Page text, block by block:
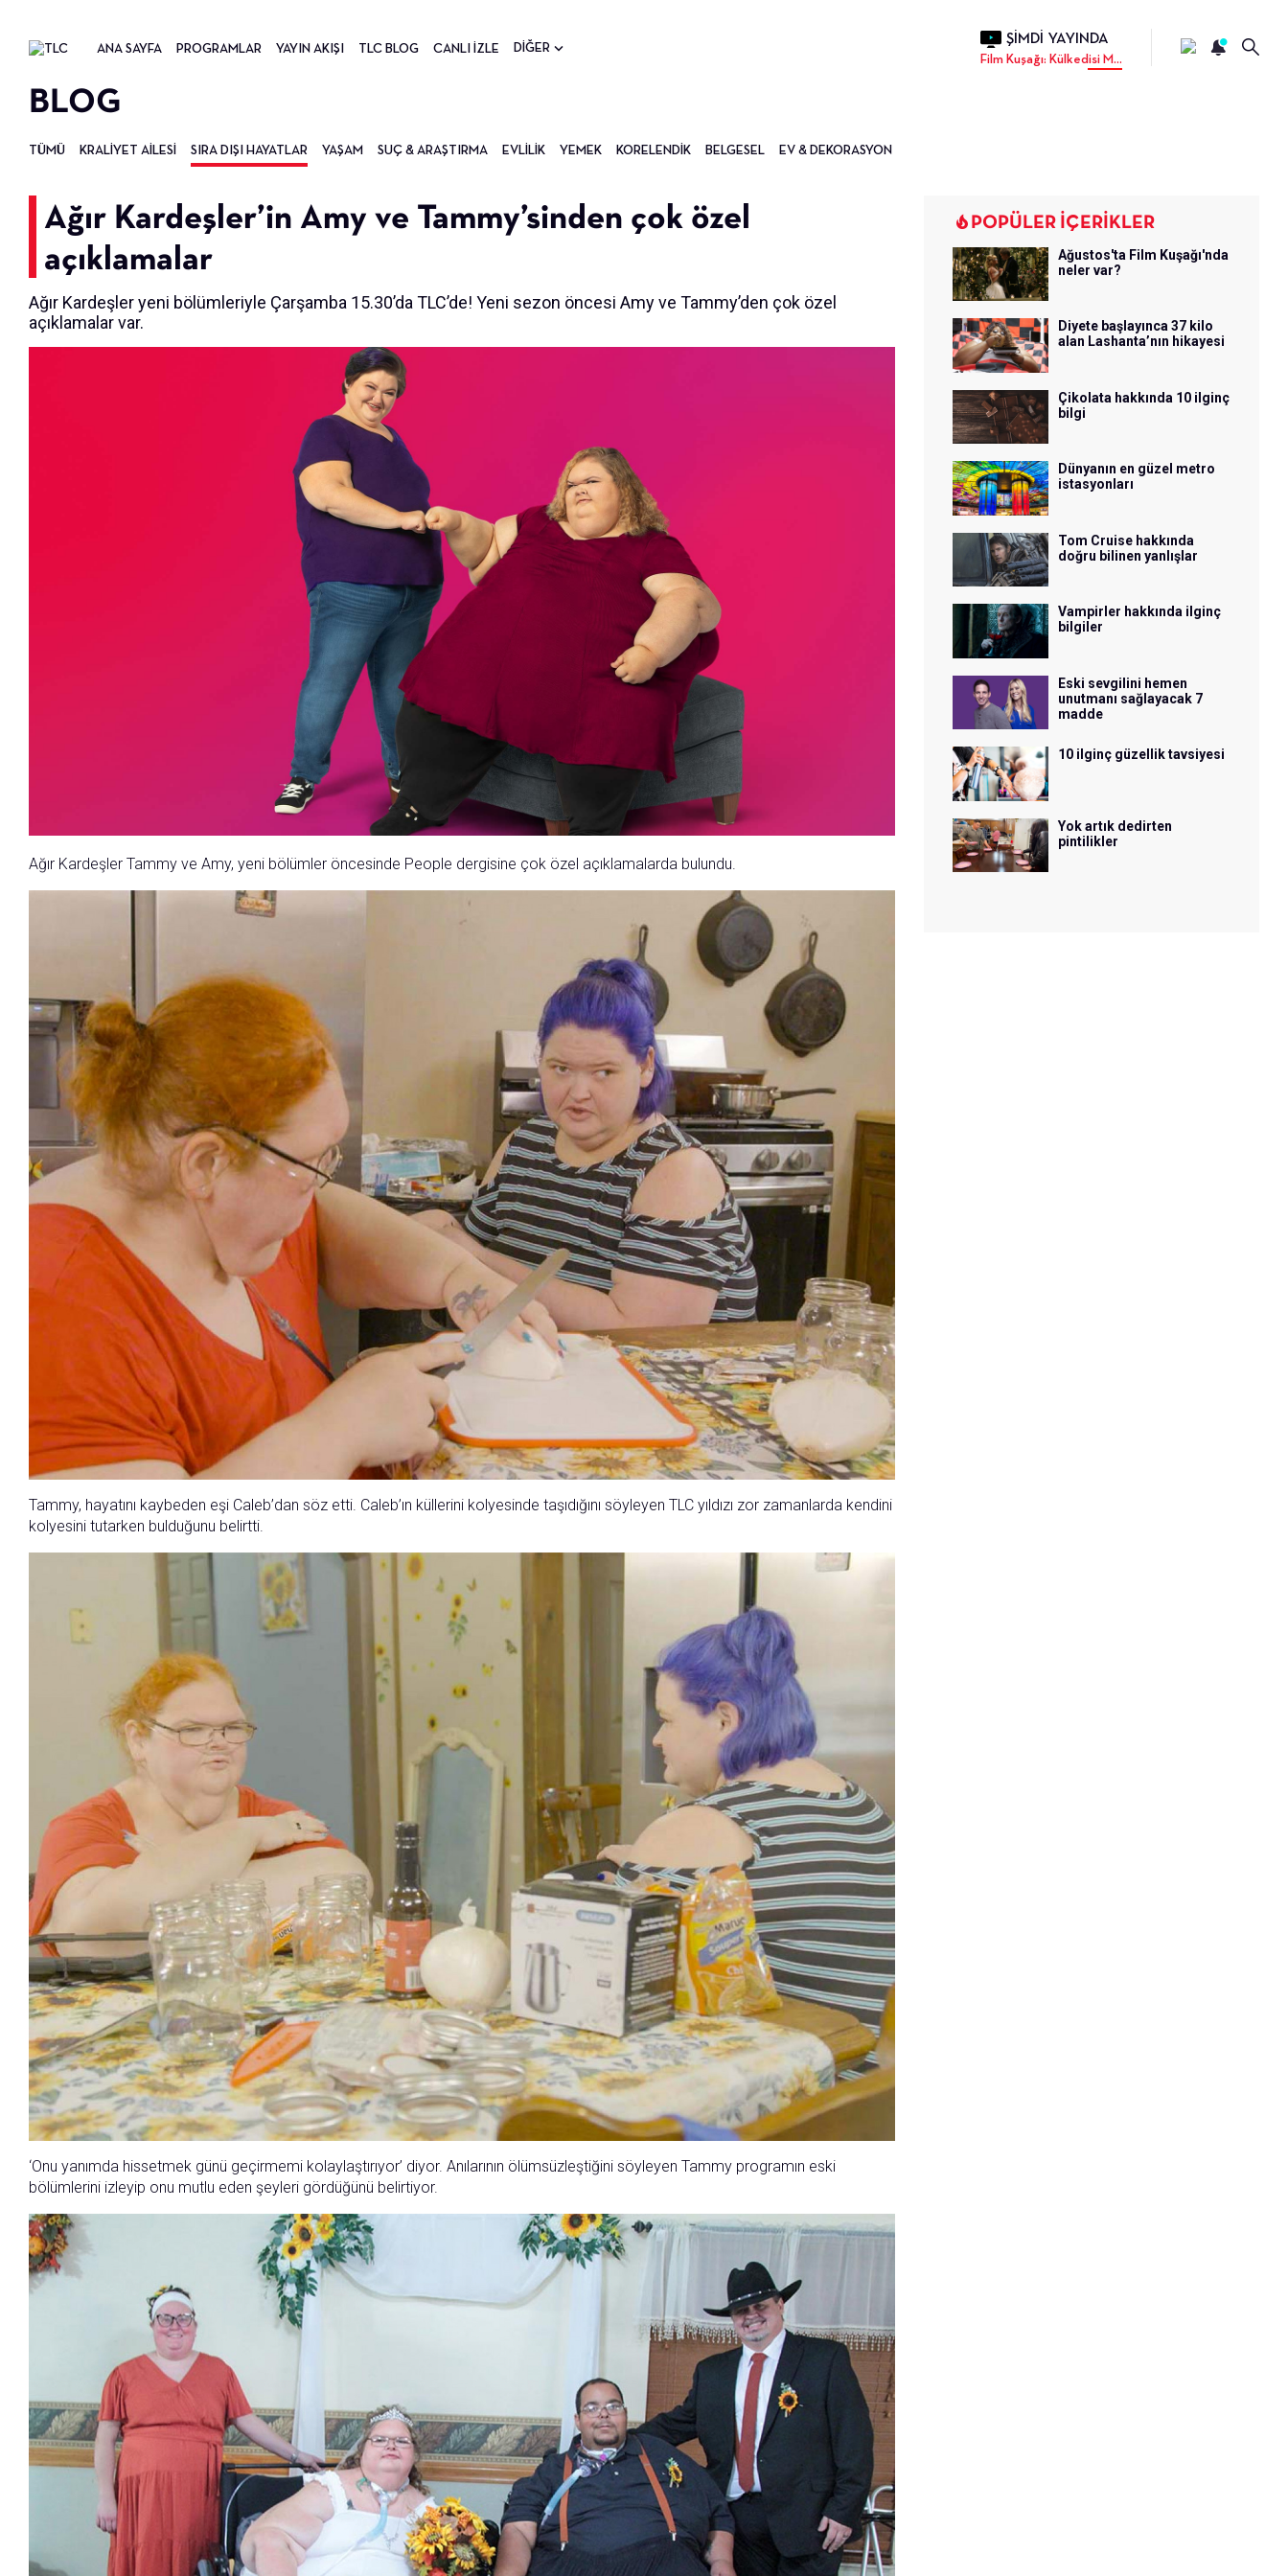
ANA SAYFA PROGRAMLAR YAYIN AKIŞI TLC BLOG CANLI İZLE DİĞER ŞİMDİ YAYINDA
Film Kuşağı: Külkedisi M...
BLOG
TÜMÜ KRALIYET AILESI SIRA DIŞI HAYATLAR YAŞAM SUÇ & ARAŞTIRMA EVLILIK YEMEK KORELENDIK BELGESEL EV & DEKORASYON
Ağır Kardeşler’in Amy ve Tammy’sinden çok özel
açıklamalar
Ağır Kardeşler yeni bölümleriyle Çarşamba 15.30’da TLC’de! Yeni sezon öncesi Amy ve Tammy’den çok özel
açıklamalar var.
Ağır Kardeşler Tammy ve Amy, yeni bölümler öncesinde People dergisine çok özel açıklamalarda bulundu.
Tammy, hayatını kaybeden eşi Caleb’dan söz etti. Caleb’ın küllerini kolyesinde taşıdığını söyleyen TLC yıldızı zor zamanlarda kendini
kolyesini tutarken bulduğunu belirtti.
‘Onu yanımda hissetmek günü geçirmemi kolaylaştırıyor’ diyor. Anılarının ölümsüzleştiğini söyleyen Tammy programın eski
bölümlerini izleyip onu mutlu eden şeyleri gördüğünü belirtiyor.
POPÜLER İÇERİKLER
Ağustos'ta Film Kuşağı'nda
neler var?
Diyete başlayınca 37 kilo
alan Lashanta’nın hikayesi
Çikolata hakkında 10 ilginç
bilgi
Dünyanın en güzel metro
istasyonları
Tom Cruise hakkında
doğru bilinen yanlışlar
Vampirler hakkında ilginç
bilgiler
Eski sevgilini hemen
unutmanı sağlayacak 7
madde
10 ilginç güzellik tavsiyesi
Yok artık dedirten
pintilikler